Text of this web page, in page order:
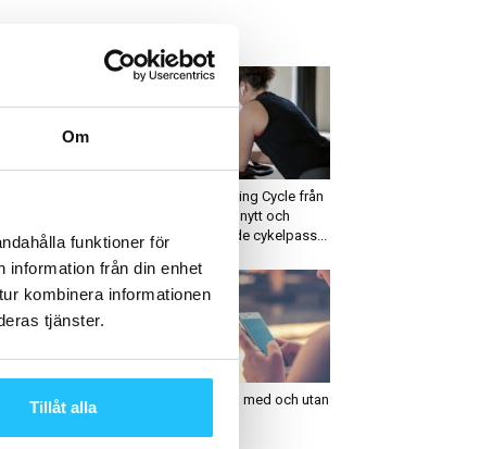
Om
funktioner för
information från din enhet
kombinera informationen
tjänster.
Tillåt alla
Cykling
Virtual Training Cycle från
Matrix – ett nytt och
engagerande cykelpass...
Ji-Pyo Lim om
och
Bättre hälsa med och utan